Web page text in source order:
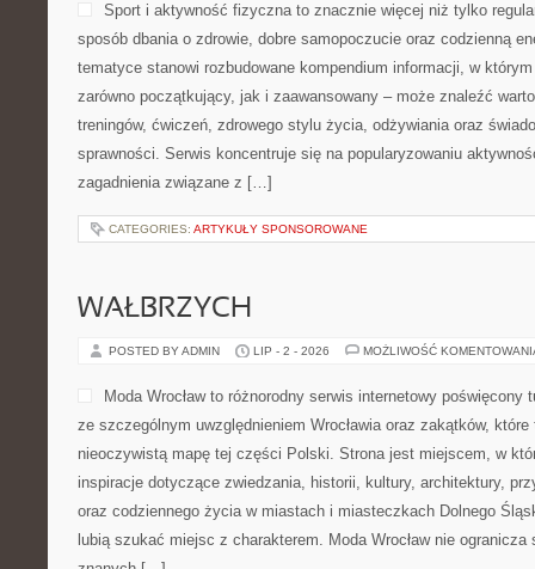
Sport i aktywność fizyczna to znacznie więcej niż tylko
sposób dbania o zdrowie, dobre samopoczucie oraz codzienną
tematyce stanowi rozbudowane kompendium informacji, w
zarówno początkujący, jak i zaawansowany – może znaleźć
treningów, ćwiczeń, zdrowego stylu życia, odżywiania oraz
sprawności. Serwis koncentruje się na popularyzowaniu
zagadnienia związane z […]
CATEGORIES: ARTYKUŁY SPONSOROWANE
WAŁBRZYCH
POSTED BY ADMIN LIP - 2 - 2026 MOŻLIWOŚĆ
Moda Wrocław to różnorodny serwis internetowy
ze szczególnym uwzględnieniem Wrocławia oraz zakątków,
nieoczywistą mapę tej części Polski. Strona jest miejscem, w
inspiracje dotyczące zwiedzania, historii, kultury, architektury,
oraz codziennego życia w miastach i miasteczkach Dolnego
lubią szukać miejsc z charakterem. Moda Wrocław nie ogranicza